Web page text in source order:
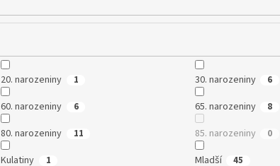
20. narozeniny 1 30. narozeniny 6
60. narozeniny 6 65. narozeniny 8
80. narozeniny 11 85. narozeniny 0
Kulatiny 1 Mladší 45